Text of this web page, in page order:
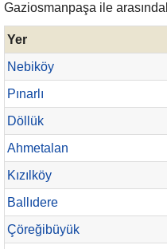
Gaziosmanpaşa ile
Yer
Nebiköy
Pınarlı
Döllük
Ahmetalan
Kızılköy
Ballıdere
Çöreğibüyük